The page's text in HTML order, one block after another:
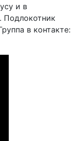
и в
Подлокотник
в контакте: